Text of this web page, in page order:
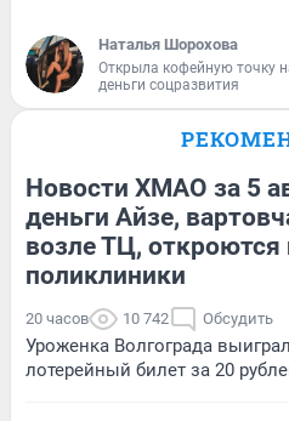
Наталья Шорохова
Открыла кофейную точку
деньги соцразвития
Новости ХМАО за 5
деньги Айзе,
возле ТЦ,
поликлиники
20 часов 10 742 Обсудить
Уроженка Волгограда
лотерейный билет за 20